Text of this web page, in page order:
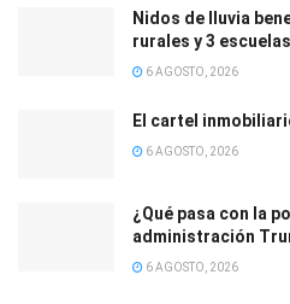
Nidos de lluvia
rurales y 3
6 AGOSTO, 2026
El cartel
6 AGOSTO, 2026
¿Qué pasa con la
administración
6 AGOSTO, 2026